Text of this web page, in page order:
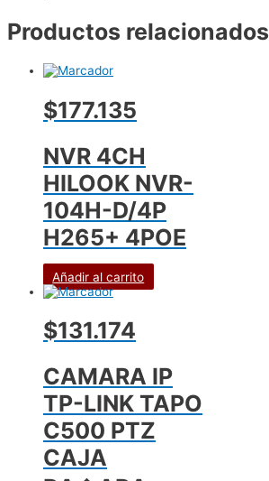
Productos relacionados
$177.135
NVR 4CH
HILOOK NVR-
104H-D/4P
H265+ 4POE
Añadir al carrito
$131.174
CAMARA IP
TP-LINK TAPO
C500 PTZ
CAJA